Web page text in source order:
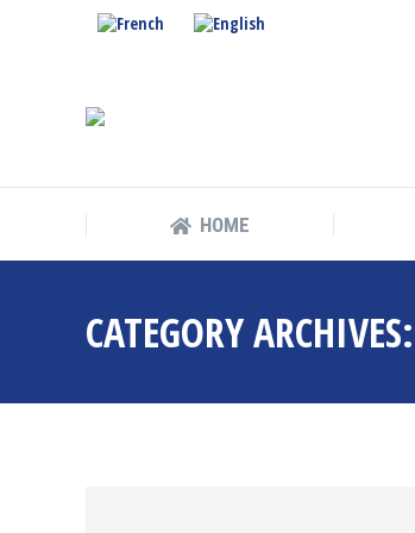
HOME
CATEGORY ARCHIVES:
HOME